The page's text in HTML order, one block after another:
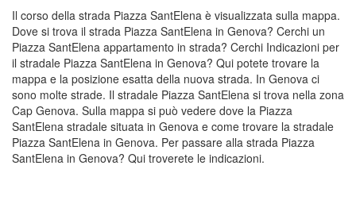
Il corso della strada Piazza SantElena è visualizzata sulla mappa.
Dove si trova il strada Piazza SantElena in Genova? Cerchi un
Piazza SantElena appartamento in strada? Cerchi Indicazioni per
il stradale Piazza SantElena in Genova? Qui potete trovare la
mappa e la posizione esatta della nuova strada. In Genova ci
sono molte strade. Il stradale Piazza SantElena si trova nella zona
Cap Genova. Sulla mappa si può vedere dove la Piazza
SantElena stradale situata in Genova e come trovare la stradale
Piazza SantElena in Genova. Per passare alla strada Piazza
SantElena in Genova? Qui troverete le indicazioni.